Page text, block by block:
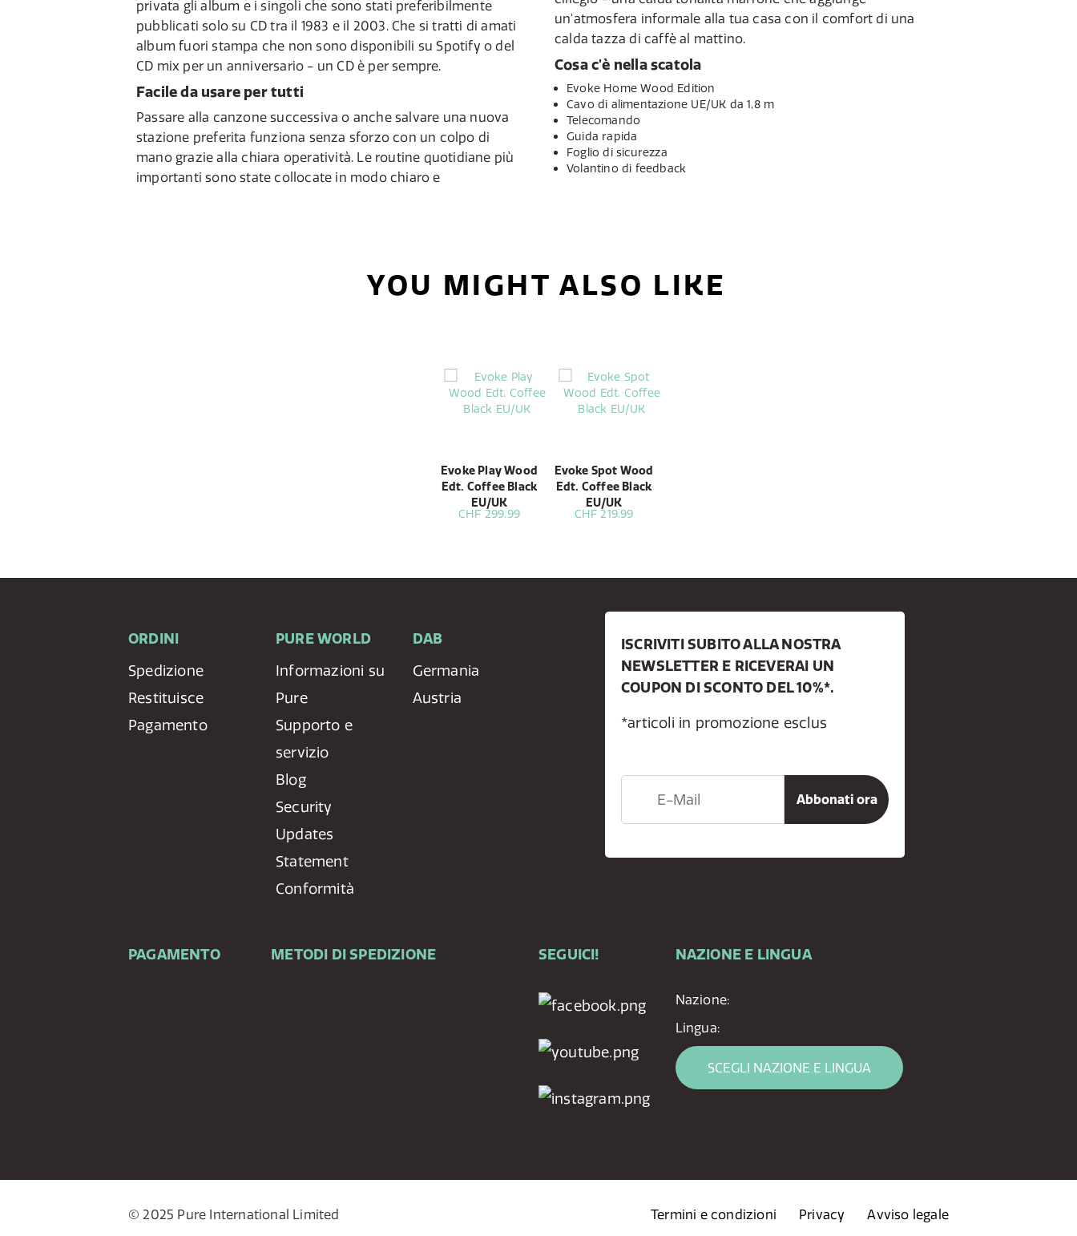
privata gli album e i singoli che sono stati preferibilmente
pubblicati solo su CD tra il 1983 e il 2003. Che si tratti di amati
album fuori stampa che non sono disponibili su Spotify o del
CD mix per un anniversario - un CD è per sempre.
Facile da usare per tutti
Passare alla canzone successiva o anche salvare una nuova
stazione preferita funziona senza sforzo con un colpo di
mano grazie alla chiara operatività. Le routine quotidiane più
importanti sono state collocate in modo chiaro e
un'atmosfera informale alla tua casa con il comfort di una
calda tazza di caffè al mattino.
Cosa c'è nella scatola
Evoke Home Wood Edition
Cavo di alimentazione UE/UK da 1,8 m
Telecomando
Guida rapida
Foglio di sicurezza
Volantino di feedback
YOU MIGHT ALSO LIKE
Evoke Play Wood
Edt. Coffee Black
EU/UK
CHF 299.99
Evoke Spot Wood
Edt. Coffee Black
EU/UK
CHF 219.99
ORDINI
Spedizione
Restituisce
Pagamento
PURE WORLD
Informazioni su
Pure
Supporto e
servizio
Blog
Security
Updates
Statement
Conformità
DAB
Germania
Austria
PAGAMENTO METODI DI SPEDIZIONE
ISCRIVITI SUBITO ALLA NOSTRA
NEWSLETTER E RICEVERAI UN
COUPON DI SCONTO DEL 10%*.
*articoli in promozione esclus
SEGUICI! NAZIONE E LINGUA
Nazione:
Lingua:
SCEGLI NAZIONE E LINGUA
© 2025 Pure International Limited Termini e condizioni Privacy Avviso legale